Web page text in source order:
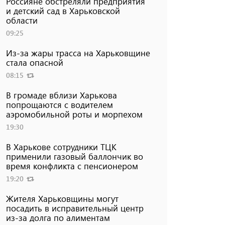
и детский сад в Харьковской
области
09:25
Из-за жары трасса на Харьковщине
стала опасной
08:15
В громаде вблизи Харькова
попрощаются с водителем
аэромобильной роты и морпехом
19:30
В Харькове сотрудники ТЦК
применили газовый баллончик во
время конфликта с пенсионером
19:20
Жителя Харьковщины могут
посадить в исправительный центр
из-за долга по алиментам